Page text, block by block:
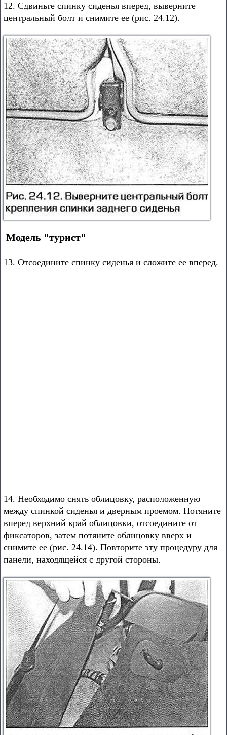
12. Сдвиньте спинку сиденья вперед, выверните
центральный болт и снимите ее (рис. 24.12).
Модель "турист"
13. Отсоедините спинку сиденья и сложите ее вперед.
14. Необходимо снять облицовку, расположенную
между спинкой сиденья и дверным проемом. Потяните
вперед верхний край облицовки, отсоедините от
фиксаторов, затем потяните облицовку вверх и
снимите ее (рис. 24.14). Повторите эту процедуру для
панели, находящейся с другой стороны.